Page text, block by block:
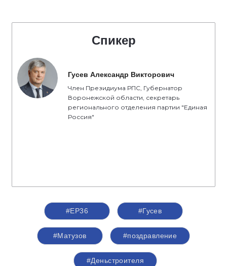
Спикер
Гусев Александр Викторович
Член Президиума РПС, Губернатор
Воронежской области, секретарь
регионального отделения партии "Единая
Россия"
#ЕР36 #Гусев
#Матузов #поздравление
#Деньстроителя